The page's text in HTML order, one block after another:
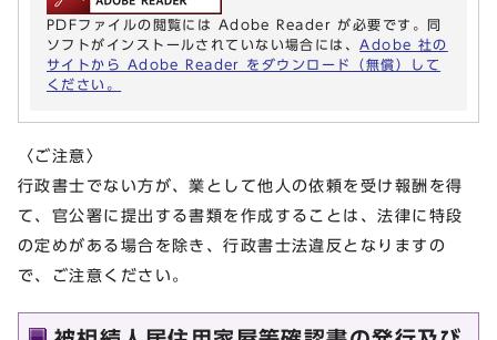
PDFファイルの閲覧には Adobe Reader が必要です。同
ソフトがインストールされていない場合には、 Adobe 社の
サイトから Adobe Reader をダウンロード（無償）して
ください。
〈ご注意〉
行政書士でない方が、業として他人の依頼を受け報酬を得
て、官公署に提出する書類を作成することは、法律に特段
の定めがある場合を除き、行政書士法違反となりますの
で、ご注意ください。